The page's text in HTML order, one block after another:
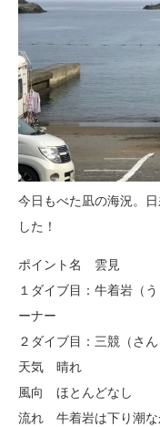
今日もべた凪の海況。
した！
ポイント名 雲見
１ダイブ目：牛着岩（
ーナー
２ダイブ目：三競（さん
天気 晴れ
風向 ほとんどなし
流れ 牛着岩は下り潮な